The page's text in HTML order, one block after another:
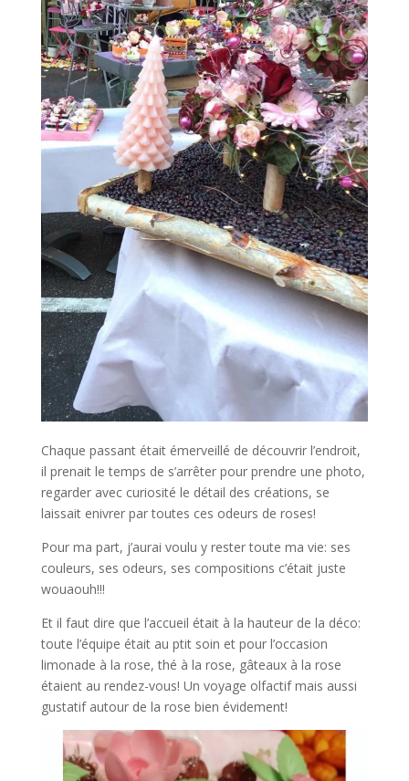
Chaque passant était émerveillé de découvrir l’endroit,
il prenait le temps de s’arrêter pour prendre une photo,
regarder avec curiosité le détail des créations, se
laissait enivrer par toutes ces odeurs de roses!
Pour ma part, j’aurai voulu y rester toute ma vie: ses
couleurs, ses odeurs, ses compositions c’était juste
wouaouh!!!
Et il faut dire que l’accueil était à la hauteur de la déco:
toute l’équipe était au ptit soin et pour l’occasion
limonade à la rose, thé à la rose, gâteaux à la rose
étaient au rendez-vous! Un voyage olfactif mais aussi
gustatif autour de la rose bien évidement!